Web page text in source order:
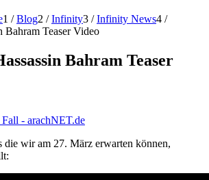
1 / Blog2 / Infinity3 / Infinity News4 /
Bahram Teaser Video
Bahram Teaser
die wir am 27. März erwarten können,